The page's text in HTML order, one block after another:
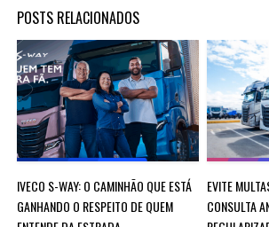
POSTS RELACIONADOS
IVECO S-WAY: O CAMINHÃO QUE ESTÁ
GANHANDO O RESPEITO DE QUEM
EVITE
CONSULTA